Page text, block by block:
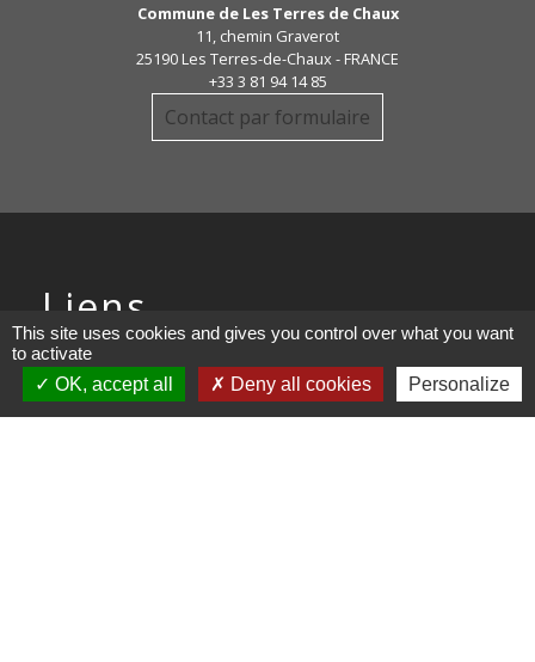
Commune de Les Terres de Chaux
11, chemin Graverot
25190 Les Terres-de-Chaux - FRANCE
+33 3 81 94 14 85
Contact par formulaire
Liens
COMMUNAUTE DE COMMUNE
PAYS DE MAICHE
This site uses cookies and gives you control over what you want
to activate
OK, accept all
Deny all cookies Personalize